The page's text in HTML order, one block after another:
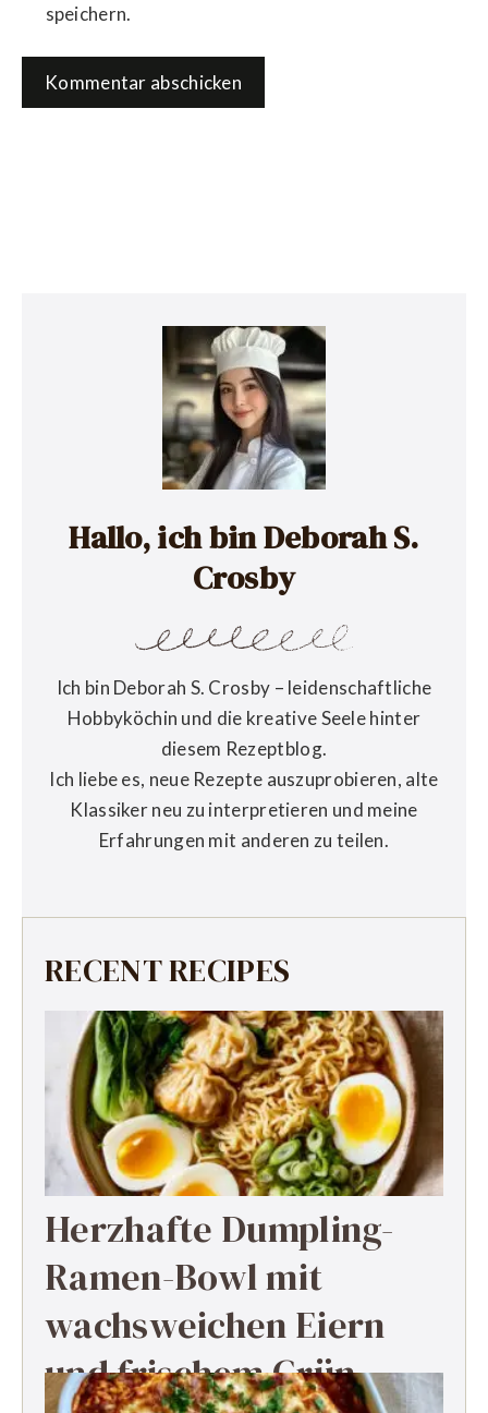
speichern.
Hallo, ich bin Deborah S.
Crosby
Ich bin Deborah S. Crosby – leidenschaftliche
Hobbyköchin und die kreative Seele hinter
diesem Rezeptblog.
Ich liebe es, neue Rezepte auszuprobieren, alte
Klassiker neu zu interpretieren und meine
Erfahrungen mit anderen zu teilen.
RECENT RECIPES
Herzhafte Dumpling-
Ramen-Bowl mit
wachsweichen Eiern
und frischem Grün